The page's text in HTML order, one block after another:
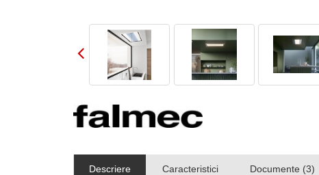
Descriere Caracteristici Documente (3)